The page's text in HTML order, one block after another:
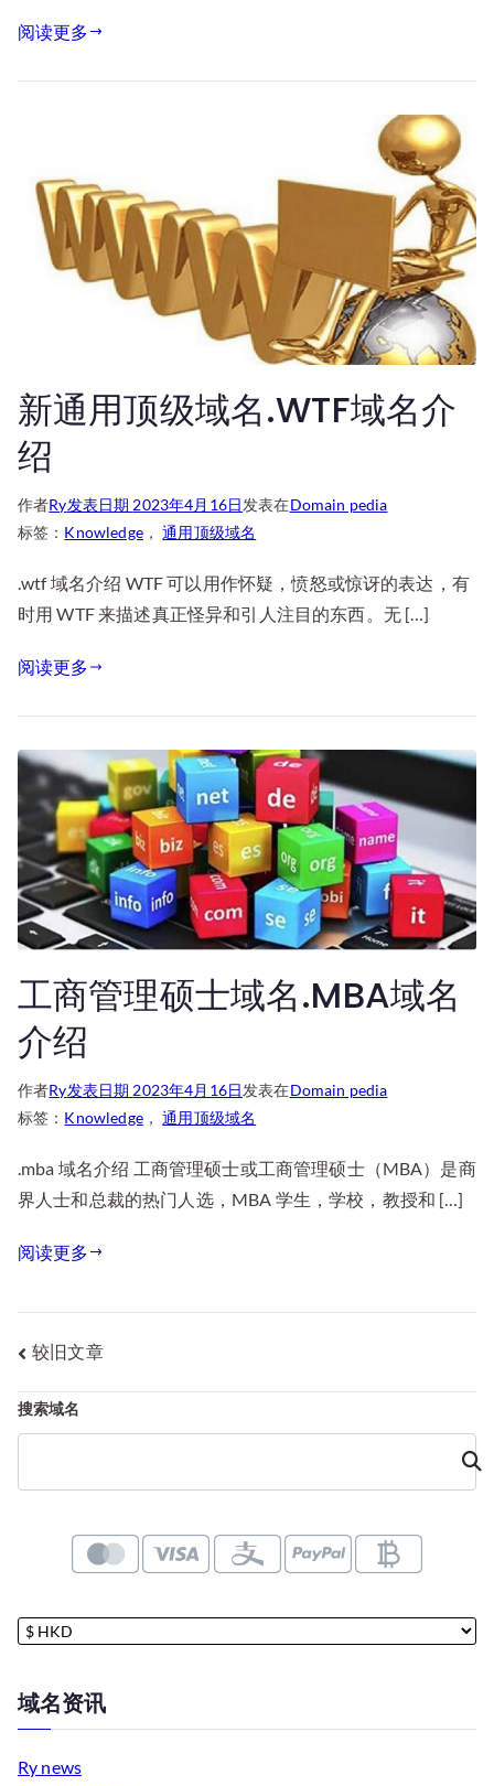
阅读更多
新通用顶级域名.WTF域名介
绍
作者Ry发表日期 2023年4月16日发表在Domain pedia
标签： Knowledge，通用顶级域名
.wtf 域名介绍 WTF 可以用作怀疑，愤怒或惊讶的表达，有
时用 WTF 来描述真正怪异和引人注目的东西。无 […]
阅读更多
工商管理硕士域名.MBA域名
介绍
作者Ry发表日期 2023年4月16日发表在Domain pedia
标签： Knowledge，通用顶级域名
.mba 域名介绍 工商管理硕士或工商管理硕士（MBA）是商
界人士和总裁的热门人选，MBA 学生，学校，教授和 […]
阅读更多
文
章
导
航
较旧文章
搜索域名
域名资讯
Ry news